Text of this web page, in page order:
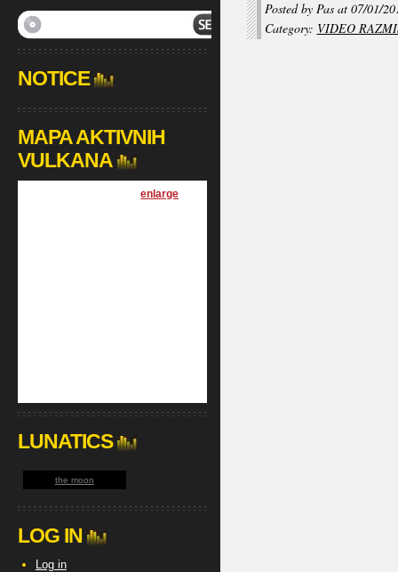
Posted by Pas at 07/01/
Category: VIDEO
NOTICE
MAPA AKTIVNIH
VULKANA
[enlarge
LUNATICS
the moon
LOG IN
Log in